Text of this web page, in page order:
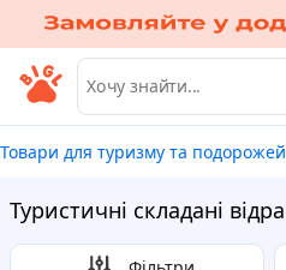
Товари для туризму та подорожей
Туристичні складані відра